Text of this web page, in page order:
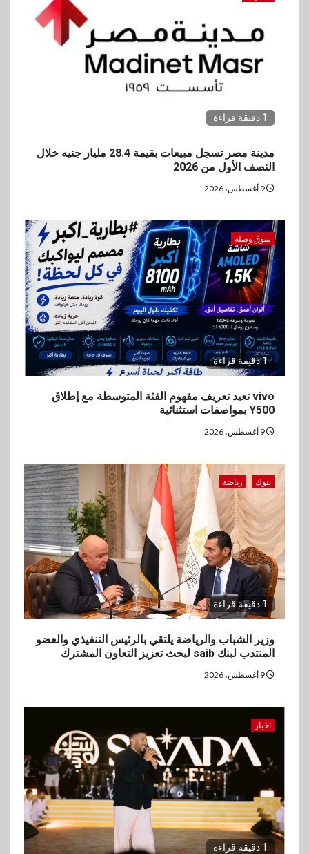
بنوك رياضة
وزير الشباب والرياضة يلتقي
بالرئيس التنفيذي والعضو المنتدب
لبنك saib لبحث تعزيز التعاون
حماقي يشعل سعادة ساحل في
رأس الحكمة.. وبوسي مفاجأة
5
اقتصاد
وزيرا التخطيط والبترول يبحثان
جهود تحقيق أمن الطاقة
1 دقيقة قراءة
مدينة مصر تسجل مبيعات بقيمة 28.4 مليار جنيه خلال
النصف الأول من 2026
سوق وصلة
1 دقيقة قراءة
vivo تعيد تعريف مفهوم الفئة المتوسطة مع إطلاق
Y500 بمواصفات استثنائية
بنوك رياضة
1 دقيقة قراءة
وزير الشباب والرياضة يلتقي بالرئيس التنفيذي والعضو
المنتدب لبنك saib لبحث تعزيز التعاون المشترك
اخبار
1 دقيقة قراءة